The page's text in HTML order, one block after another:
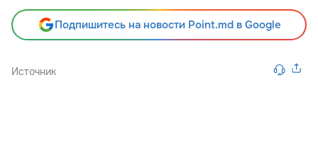
Подпишитесь на новости Point.md в Google
Источник